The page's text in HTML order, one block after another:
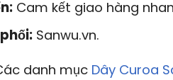
Cam kết giao hàng
Sanwu.vn.
danh mục Dây Curoa